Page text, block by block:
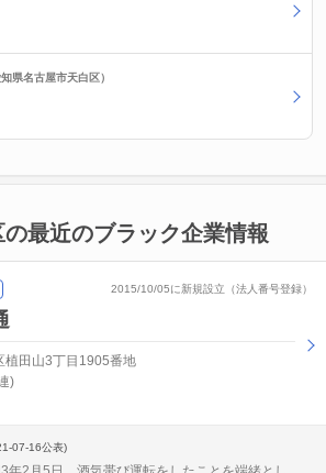
知県名古屋市天白区）
最近のブラック企業情報
2015/10/05に新規設立（法人番号登録）
植田山3丁目1905番地
)
07-16公表)